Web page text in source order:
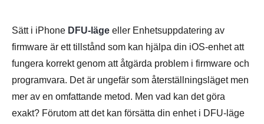
Sätt i iPhone DFU-läge eller Enhetsuppdatering av
firmware är ett tillstånd som kan hjälpa din iOS-enhet att
fungera korrekt genom att åtgärda problem i firmware och
programvara. Det är ungefär som återställningsläget men
mer av en omfattande metod. Men vad kan det göra
exakt? Förutom att det kan försätta din enhet i DFU-läge